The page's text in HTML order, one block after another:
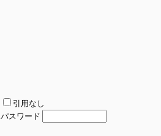
引用なし
パスワード